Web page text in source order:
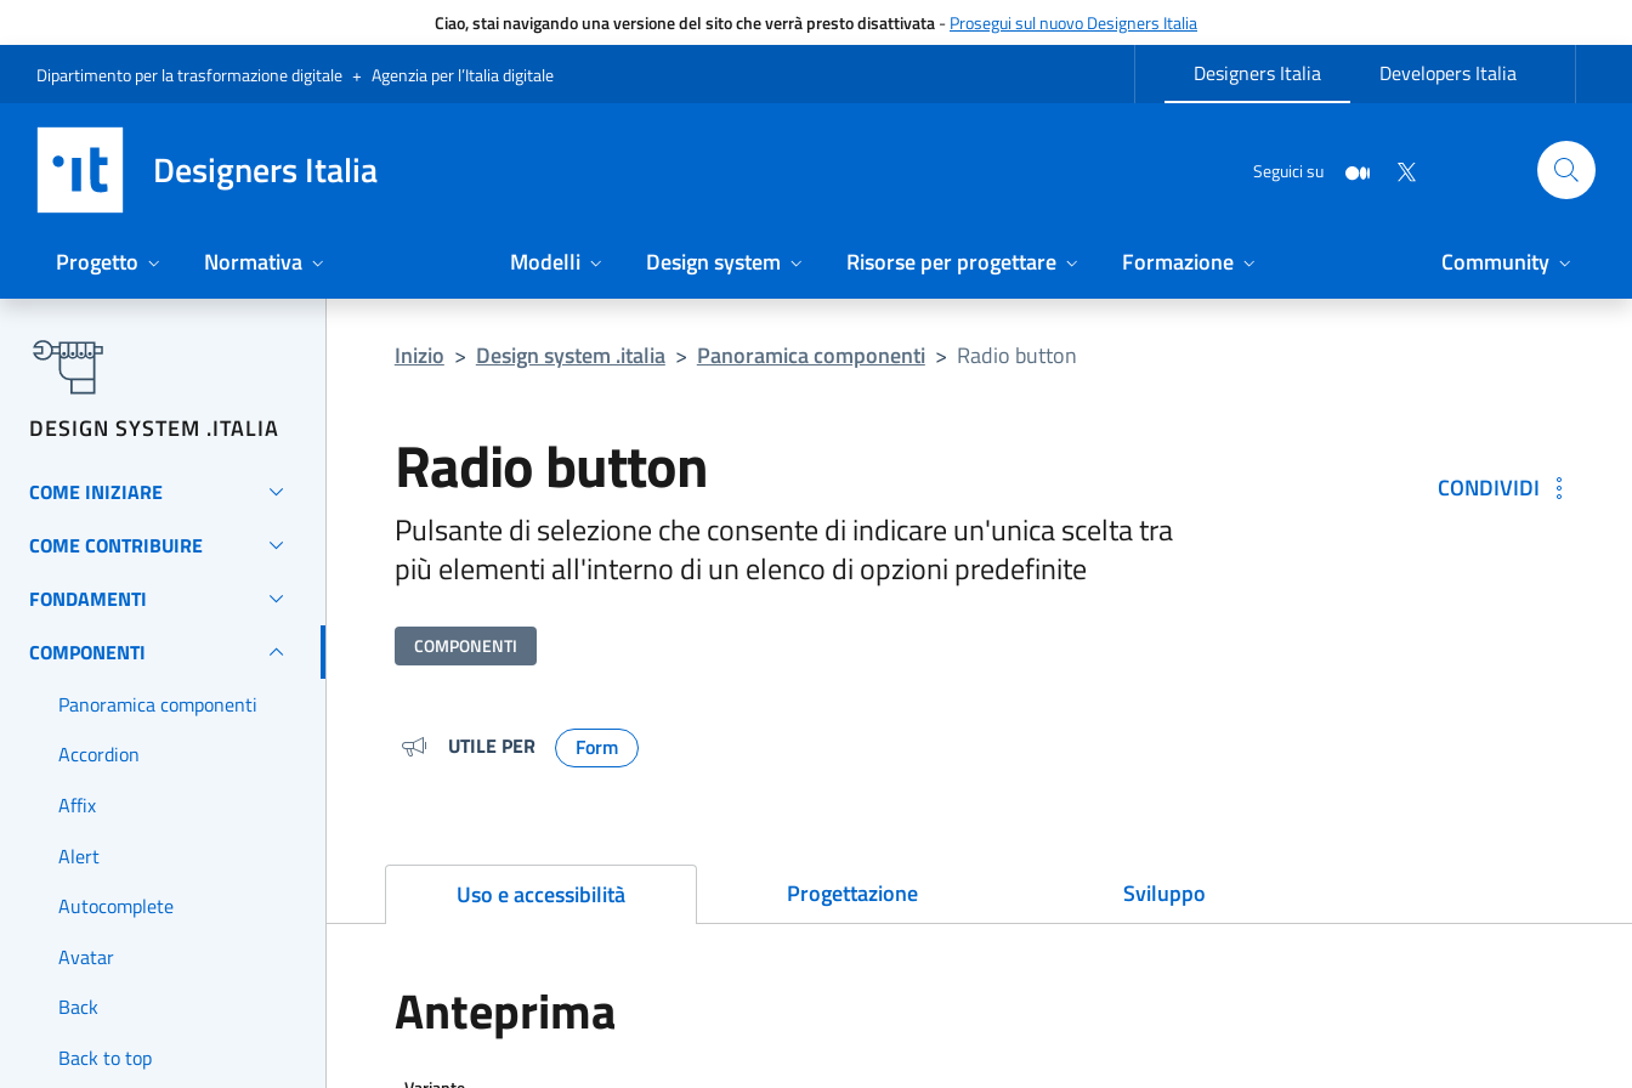
Ciao, stai navigando una versione del sito che verrà presto disattivata-Prosegui sul nuovo Designers Italia
Vai al menu
Vai al contenuto
Questa pagina è stata utile?
Vai al piede
Dichiarazione di accessibilità (link esterno su sito AgID)
Dipartimento per la trasformazione digitale + Agenzia per l’Italia digitale Designers Italia Developers Italia
Designers Italia Seguici su
Progetto Normativa Modelli Design system Risorse per progettare Formazione Community
DESIGN SYSTEM .ITALIA
COME INIZIARE
COME CONTRIBUIRE
FONDAMENTI
COMPONENTI
Panoramica componenti
Accordion
Affix
Alert
Autocomplete
Avatar
Back
Back to top
Inizio > Design system .italia > Panoramica componenti > Radio button
Radio button
Pulsante di selezione che consente di indicare un'unica scelta tra
più elementi all'interno di un elenco di opzioni predefinite
COMPONENTI
Metadati e link per approfondire
UTILE PER
Argomento:
Form
CONDIVIDI
Uso e accessibilità Progettazione Sviluppo
Anteprima